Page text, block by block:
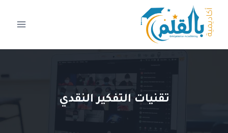
التجاوز
المحتوى
تقنيات التفكير النقدي